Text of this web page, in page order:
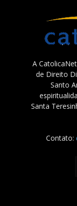
A
de Direito
Santo
Santa
Contato: